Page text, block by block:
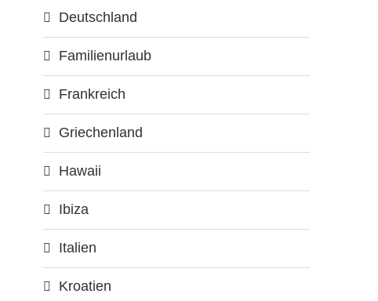
Deutschland
Familienurlaub
Frankreich
Griechenland
Hawaii
Ibiza
Italien
Kroatien